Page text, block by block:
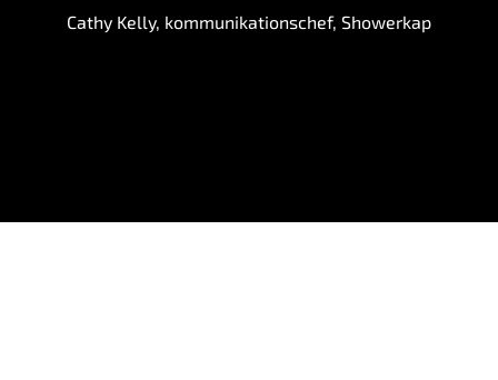
Cathy Kelly, kommunikationschef, Showerkap